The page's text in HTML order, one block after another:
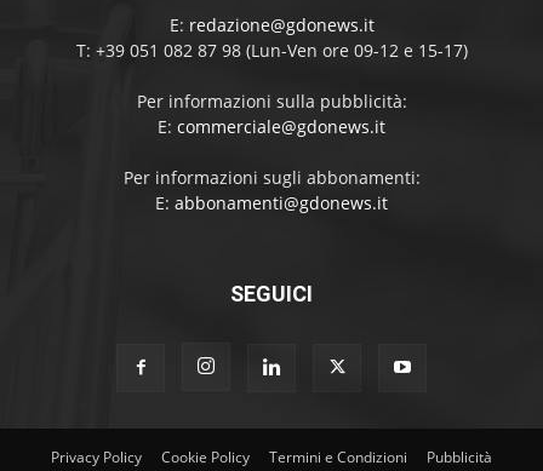
E: redazione@gdonews.it
T: +39 051 082 87 98 (Lun-Ven ore 09-12 e 15-17)
Per informazioni sulla pubblicità:
E: commerciale@gdonews.it
Per informazioni sugli abbonamenti:
E: abbonamenti@gdonews.it
SEGUICI
Privacy Policy Cookie Policy Termini e Condizioni Pubblicità